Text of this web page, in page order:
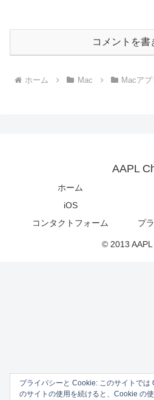
コメントを書
ホーム Mac Macアプ
AAPL
ホーム
iOS
コンタクトフォーム
プ
© 2013 AAPL
プライバシーと Cookie: このサイトでは
のサイトの使用を続けると、Cookie の